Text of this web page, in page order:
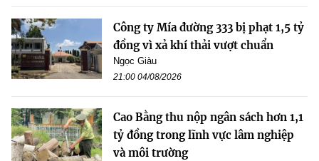
Công ty Mía đường 333 bị phạt 1,5 tỷ
đồng vì xả khí thải vượt chuẩn
Ngọc Giàu
21:00 04/08/2026
Cao Bằng thu nộp ngân sách hơn 1,1
tỷ đồng trong lĩnh vực lâm nghiệp
và môi trường